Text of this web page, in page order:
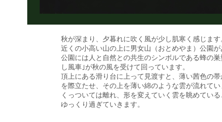
秋が深まり、夕暮れに吹く風が少し肌寒く感じます
近くの小高い山の上に男女山（おとめやま）公園
公園には人と自然との共生のシンボルである蜂の
し風車｣が秋の風を受けて回っています。
頂上にある滑り台に上って見渡すと、薄い茜色の
を際立たせ、その上を薄い綿のような雲が流れて
くっついては離れ、形を変えていく雲を眺めてい
ゆっくり過ぎていきます。